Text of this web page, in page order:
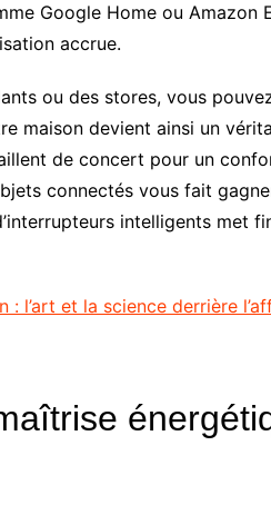
Google Home ou Amazon
accrue.
ou des stores, vous
maison devient ainsi un
de concert pour un
connectés vous fait
intelligents met
l’art et la science derrière